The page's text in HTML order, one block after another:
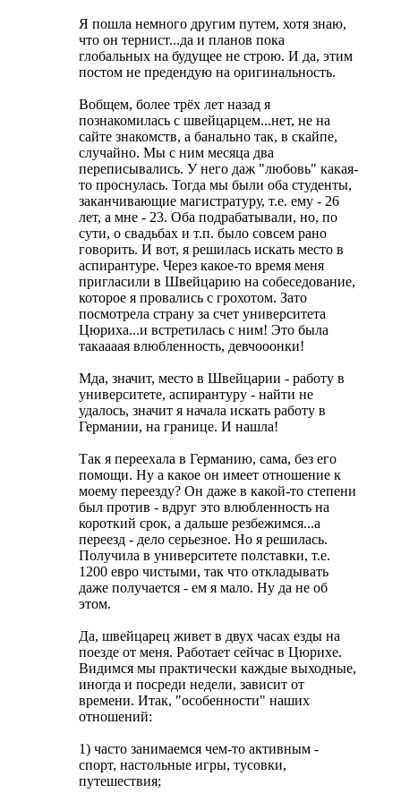
Я пошла немного другим путем, хотя знаю,
что он тернист...да и планов пока
глобальных на будущее не строю. И да, этим
постом не предендую на оригинальность.
Вобщем, более трёх лет назад я
познакомилась с швейцарцем...нет, не на
сайте знакомств, а банально так, в скайпе,
случайно. Мы с ним месяца два
переписывались. У него даж "любовь" какая-
то проснулась. Тогда мы были оба студенты,
заканчивающие магистратуру, т.е. ему - 26
лет, а мне - 23. Оба подрабатывали, но, по
сути, о свадьбах и т.п. было совсем рано
говорить. И вот, я решилась искать место в
аспирантуре. Через какое-то время меня
пригласили в Швейцарию на собеседование,
которое я провались с грохотом. Зато
посмотрела страну за счет университета
Цюриха...и встретилась с ним! Это была
такаааая влюбленность, девчооонки!
Мда, значит, место в Швейцарии - работу в
университете, аспирантуру - найти не
удалось, значит я начала искать работу в
Германии, на границе. И нашла!
Так я переехала в Германию, сама, без его
помощи. Ну а какое он имеет отношение к
моему переезду? Он даже в какой-то степени
был против - вдруг это влюбленность на
короткий срок, а дальше резбежимся...а
переезд - дело серьезное. Но я решилась.
Получила в университете полставки, т.е.
1200 евро чистыми, так что откладывать
даже получается - ем я мало. Ну да не об
этом.
Да, швейцарец живет в двух часах езды на
поезде от меня. Работает сейчас в Цюрихе.
Видимся мы практически каждые выходные,
иногда и посреди недели, зависит от
времени. Итак, "особенности" наших
отношений:
1) часто занимаемся чем-то активным -
спорт, настольные игры, тусовки,
путешествия;